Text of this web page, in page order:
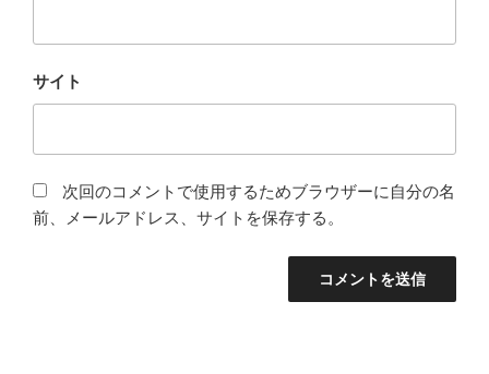
サイト
次回のコメントで使用するためブラウザーに自分の名
前、メールアドレス、サイトを保存する。